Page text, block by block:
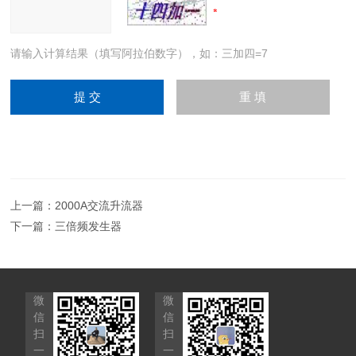
请输入计算结果（填写阿拉伯数字），如：三加四=7
上一篇： 2000A交流升流器
下一篇： 三倍频发生器
微
信
扫
一
微
信
扫
一